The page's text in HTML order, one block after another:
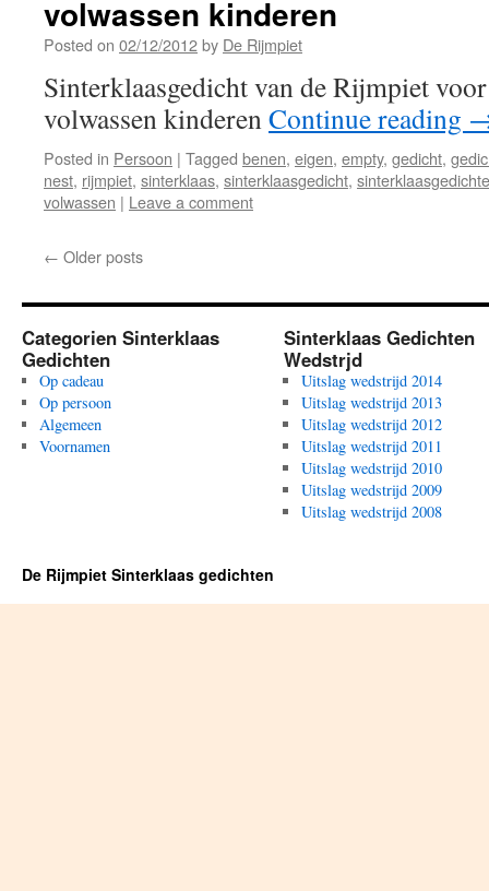
volwassen kinderen
Posted on 02/12/2012by De Rijmpiet
Sinterklaasgedicht van de Rijmpiet
volwassen kinderenContinue reading
Posted in Persoon | Tagged benen, eigen, empty, gedicht,
nest, rijmpiet, sinterklaas, sinterklaasgedicht,
volwassen | Leave a comment
← Older posts
Categorien Sinterklaas
Gedichten
Op cadeau
Op persoon
Algemeen
Voornamen
Sinterklaas Gedichten
Wedstrjd
Uitslag wedstrijd 2014
Uitslag wedstrijd 2013
Uitslag wedstrijd 2012
Uitslag wedstrijd 2011
Uitslag wedstrijd 2010
Uitslag wedstrijd 2009
Uitslag wedstrijd 2008
De Rijmpiet Sinterklaas gedichten